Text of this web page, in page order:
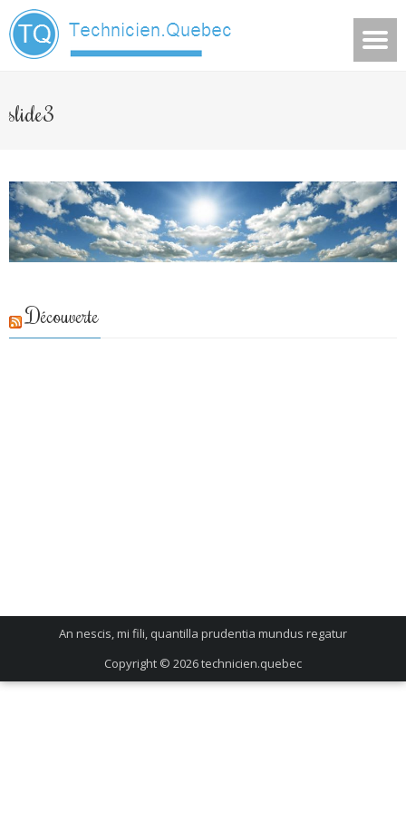
slide3
Découverte
An nescis, mi fili, quantilla prudentia mundus regatur
Copyright © 2026technicien.quebec